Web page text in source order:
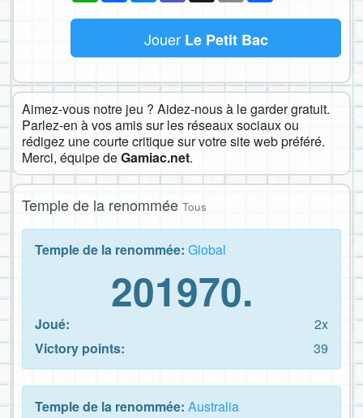
Jouer Le Petit Bac
Aimez-vous notre jeu ? Aidez-nous à le garder gratuit.
Parlez-en à vos amis sur les réseaux sociaux ou
rédigez une courte critique sur votre site web préféré.
Merci, équipe deGamiac.net.
Temple de la renommée Tous
Temple de la renommée: Global
201970.
Joué:
2x
Victory points:
39
Temple de la renommée: Australia